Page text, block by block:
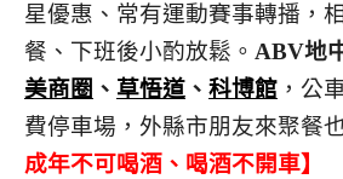
星優惠、常有運動賽事轉播，
餐、下班後小酌放鬆。 ABV地
美商圈 、 草悟道 、 科博館 ，公
費停車場，外縣市朋友來聚餐
成年不可喝酒、喝酒不開車】